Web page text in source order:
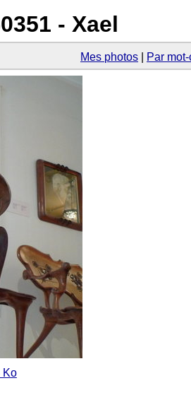
- Xael
Mes photos Par
Ko